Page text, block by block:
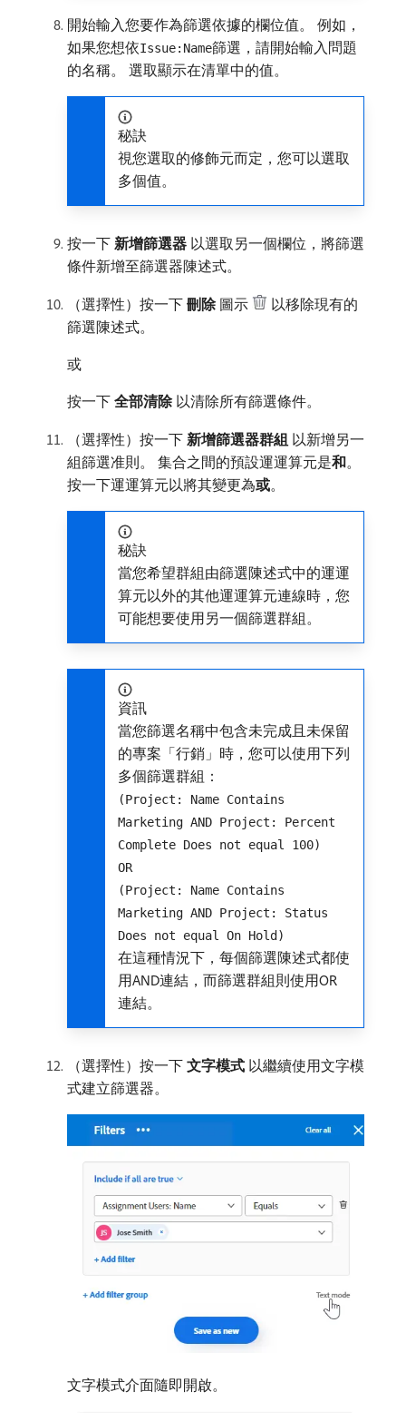
開始輸入您要作為篩選依據的欄位值。 例如，
如果您想依Issue:Name篩選，請開始輸入問題
的名稱。 選取顯示在清單中的值。
秘訣
視您選取的修飾元而定，您可以選取
多個值。
按一下​ 新增篩選器 ​以選取另一個欄位，將篩選
條件新增至篩選器陳述式。
（選擇性）按一下​ 刪除​圖示
以移除現有的
篩選陳述式。
或
按一下​ 全部清除​以清除所有篩選條件。
（選擇性）按一下​ 新增篩選器群組 ​以新增另一
組篩選准則。 集合之間的預設運運算元是​和。
按一下運運算元以將其變更為​或。
秘訣
當您希望群組由篩選陳述式中的運運
算元以外的其他運運算元連線時，您
可能想要使用另一個篩選群組。
資訊
當您篩選名稱中包含未完成且未保留
的專案「行銷」時，您可以使用下列
多個篩選群組：
(Project: Name Contains
Marketing AND Project: Percent
Complete Does not equal 100)
OR
(Project: Name Contains
Marketing AND Project: Status
Does not equal On Hold)
在這種情況下，每個篩選陳述式都使
用AND連結，而篩選群組則使用OR
連結。
（選擇性）按一下​ 文字模式 ​以繼續使用文字模
式建立篩選器。
文字模式介面隨即開啟。